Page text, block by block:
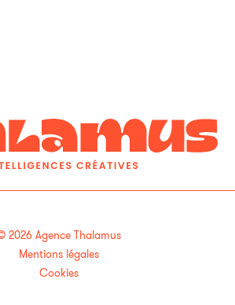
2026 Agence Thalamus
Mentions légales
Cookies